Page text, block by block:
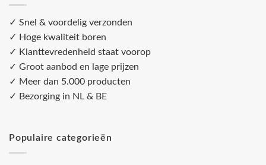
✓ Snel & voordelig verzonden
✓ Hoge kwaliteit boren
✓ Klanttevredenheid staat voorop
✓ Groot aanbod en lage prijzen
✓ Meer dan 5.000 producten
✓ Bezorging in NL & BE
Populaire categorieën